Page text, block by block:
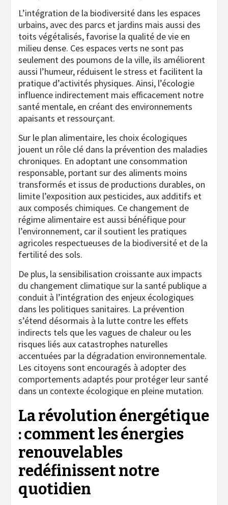
L’intégration de la biodiversité dans les espaces
urbains, avec des parcs et jardins mais aussi des
toits végétalisés, favorise la qualité de vie en
milieu dense. Ces espaces verts ne sont pas
seulement des poumons de la ville, ils améliorent
aussi l’humeur, réduisent le stress et facilitent la
pratique d’activités physiques. Ainsi, l’écologie
influence indirectement mais efficacement notre
santé mentale, en créant des environnements
apaisants et ressourçant.
Sur le plan alimentaire, les choix écologiques
jouent un rôle clé dans la prévention des maladies
chroniques. En adoptant une consommation
responsable, portant sur des aliments moins
transformés et issus de productions durables, on
limite l’exposition aux pesticides, aux additifs et
aux composés chimiques. Ce changement de
régime alimentaire est aussi bénéfique pour
l’environnement, car il soutient les pratiques
agricoles respectueuses de la biodiversité et de la
fertilité des sols.
De plus, la sensibilisation croissante aux impacts
du changement climatique sur la santé publique a
conduit à l’intégration des enjeux écologiques
dans les politiques sanitaires. La prévention
s’étend désormais à la lutte contre les effets
indirects tels que les vagues de chaleur ou les
risques liés aux catastrophes naturelles
accentuées par la dégradation environnementale.
Les citoyens sont encouragés à adopter des
comportements adaptés pour protéger leur santé
dans un contexte écologique en pleine mutation.
La révolution énergétique
: comment les énergies
renouvelables
redéfinissent notre
quotidien